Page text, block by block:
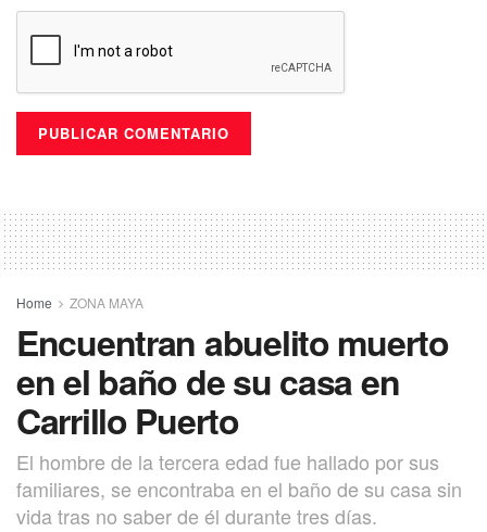
Home ZONA MAYA
Encuentran abuelito muerto
en el baño de su casa en
Carrillo Puerto
El hombre de la tercera edad fue hallado por sus
familiares, se encontraba en el baño de su casa sin
vida tras no saber de él durante tres días.